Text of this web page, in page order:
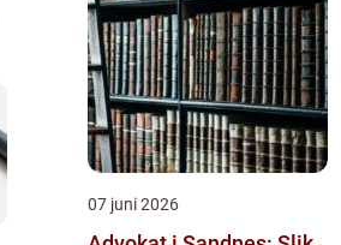
07 juni 2026